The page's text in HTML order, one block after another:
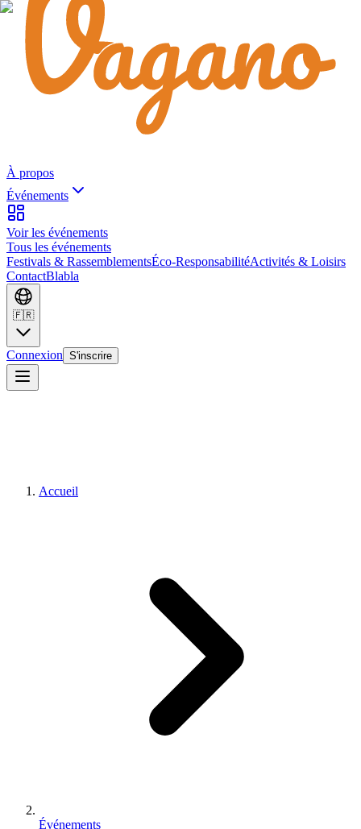
À propos
Événements
Voir les événements
Tous les événements
Festivals & RassemblementsÉco-ResponsabilitéActivités & Loisirs
ContactBlabla
🇫🇷
Connexion S'inscrire
Accueil
Événements